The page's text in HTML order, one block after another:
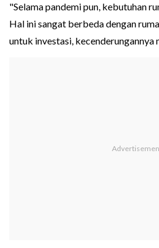
"Selama pandemi pun, kebutuhan
Hal ini sangat berbeda dengan
untuk investasi, kecenderungannya